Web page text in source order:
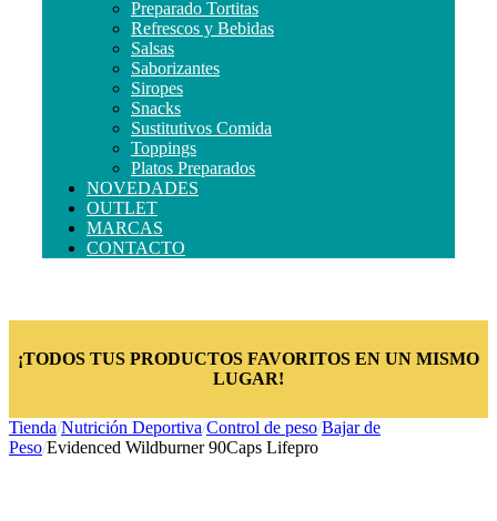
Preparado Tortitas
Refrescos y Bebidas
Salsas
Saborizantes
Siropes
Snacks
Sustitutivos Comida
Toppings
Platos Preparados
NOVEDADES
OUTLET
MARCAS
CONTACTO
¡TODOS TUS PRODUCTOS FAVORITOS EN UN MISMO
LUGAR!
Tienda/Nutrición Deportiva/Control de peso/Bajar de
Peso/Evidenced Wildburner 90Caps Lifepro